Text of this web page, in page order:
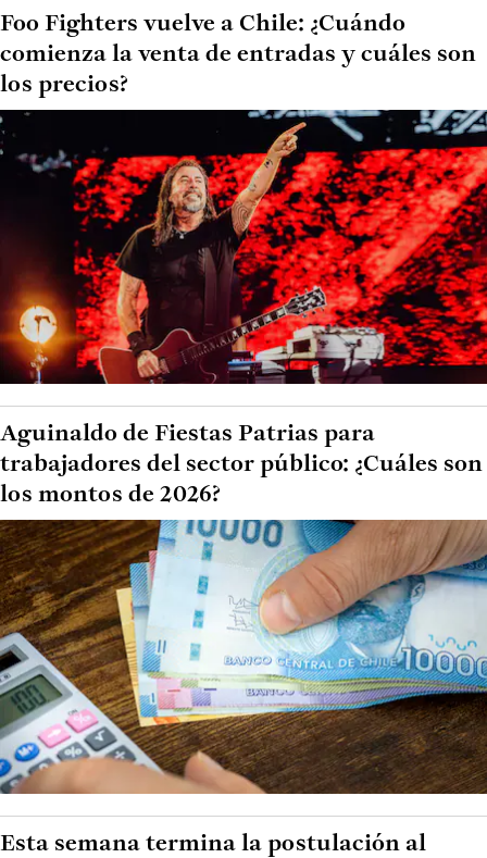
Foo Fighters vuelve a Chile: ¿Cuándo
comienza la venta de entradas y cuáles son
los precios?
Aguinaldo de Fiestas Patrias para
trabajadores del sector público: ¿Cuáles son
los montos de 2026?
Esta semana termina la postulación al